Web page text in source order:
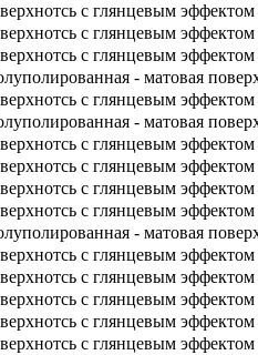
с глянцевым эффектом
с глянцевым эффектом
с глянцевым эффектом
- матовая
с глянцевым эффектом
- матовая
с глянцевым эффектом
с глянцевым эффектом
с глянцевым эффектом
с глянцевым эффектом
- матовая
с глянцевым эффектом
с глянцевым эффектом
с глянцевым эффектом
с глянцевым эффектом
с глянцевым эффектом